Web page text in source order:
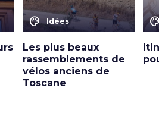
color_lens Idées
Les plus beaux
rassemblements de
vélos anciens de
Toscane